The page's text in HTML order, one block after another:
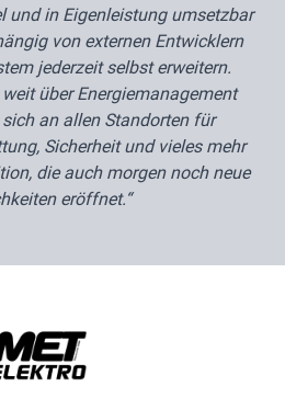
und in Eigenleistung umsetzbar
von externen Entwicklern
jederzeit selbst erweitern.
über Energiemanagement
an allen Standorten für
Sicherheit und vieles mehr
die auch morgen noch neue
eröffnet.“